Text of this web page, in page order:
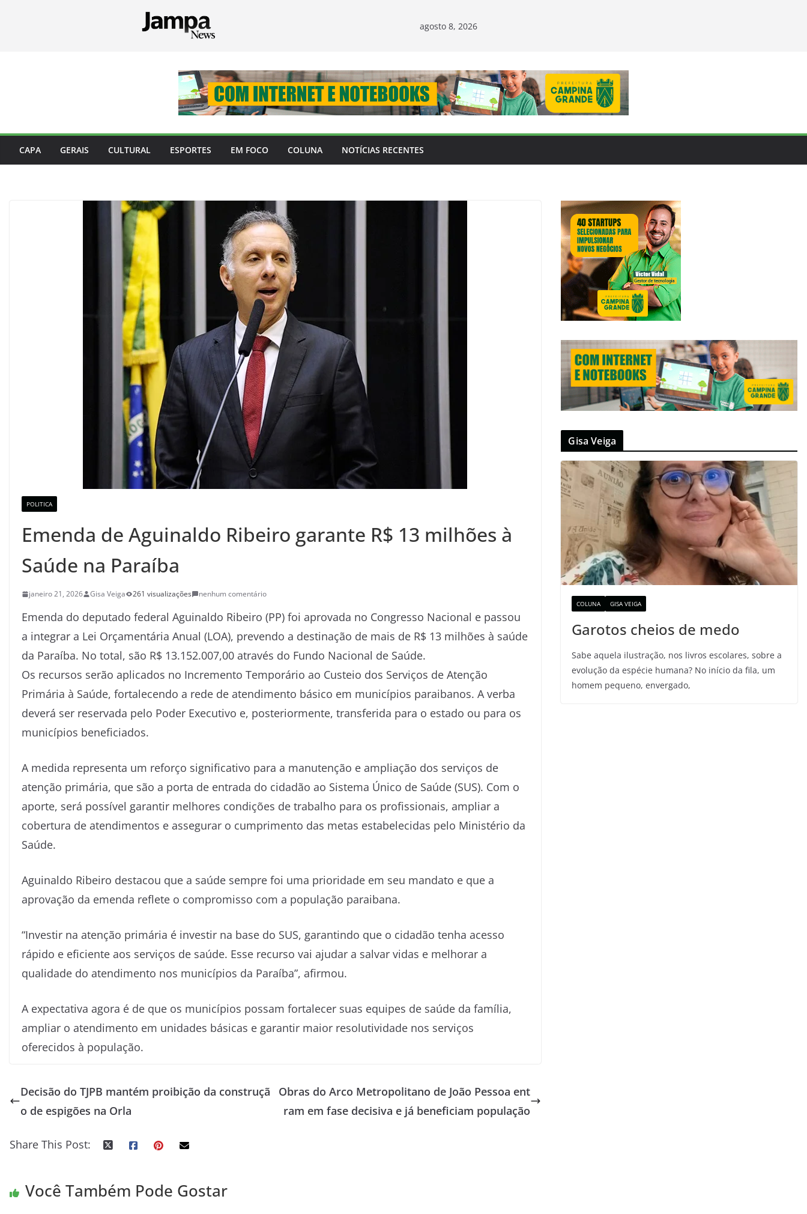
agosto 8, 2026
CAPA GERAIS CULTURAL ESPORTES EM FOCO COLUNA NOTÍCIAS RECENTES
POLITICA
Emenda de Aguinaldo Ribeiro garante R$ 13 milhões à
Saúde na Paraíba
janeiro 21, 2026 Gisa Veiga 261 visualizações nenhum comentário
Emenda do deputado federal Aguinaldo Ribeiro (PP) foi aprovada no Congresso Nacional e passou
a integrar a Lei Orçamentária Anual (LOA), prevendo a destinação de mais de R$ 13 milhões à saúde
da Paraíba. No total, são R$ 13.152.007,00 através do Fundo Nacional de Saúde.
Os recursos serão aplicados no Incremento Temporário ao Custeio dos Serviços de Atenção
Primária à Saúde, fortalecendo a rede de atendimento básico em municípios paraibanos. A verba
deverá ser reservada pelo Poder Executivo e, posteriormente, transferida para o estado ou para os
municípios beneficiados.
A medida representa um reforço significativo para a manutenção e ampliação dos serviços de
atenção primária, que são a porta de entrada do cidadão ao Sistema Único de Saúde (SUS). Com o
aporte, será possível garantir melhores condições de trabalho para os profissionais, ampliar a
cobertura de atendimentos e assegurar o cumprimento das metas estabelecidas pelo Ministério da
Saúde.
Aguinaldo Ribeiro destacou que a saúde sempre foi uma prioridade em seu mandato e que a
aprovação da emenda reflete o compromisso com a população paraibana.
“Investir na atenção primária é investir na base do SUS, garantindo que o cidadão tenha acesso
rápido e eficiente aos serviços de saúde. Esse recurso vai ajudar a salvar vidas e melhorar a
qualidade do atendimento nos municípios da Paraíba”, afirmou.
A expectativa agora é de que os municípios possam fortalecer suas equipes de saúde da família,
ampliar o atendimento em unidades básicas e garantir maior resolutividade nos serviços
oferecidos à população.
Decisão do TJPB mantém proibição da construçã
o de espigões na Orla
Obras do Arco Metropolitano de João Pessoa ent
ram em fase decisiva e já beneficiam população
Share This Post:
Você Também Pode Gostar
Gisa Veiga
COLUNA GISA VEIGA
Garotos cheios de medo
Sabe aquela ilustração, nos livros escolares, sobre a
evolução da espécie humana? No início da fila, um
homem pequeno, envergado,